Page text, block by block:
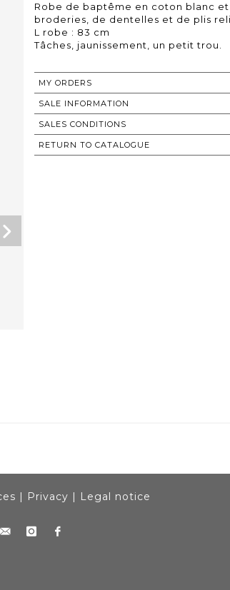
Robe de baptême en coton blanc
broderies, de dentelles et de plis
L robe : 83 cm
Tâches, jaunissement, un petit trou.
MY ORDERS
SALE INFORMATION
SALES CONDITIONS
RETURN TO CATALOGUE
| Privacy | Legal notice